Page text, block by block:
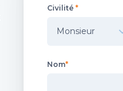
Informations
Civilité *
Nom*